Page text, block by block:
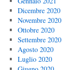
Dicembre 2020
Novembre 2020
Ottobre 2020
Settembre 2020
Agosto 2020
Luglio 2020